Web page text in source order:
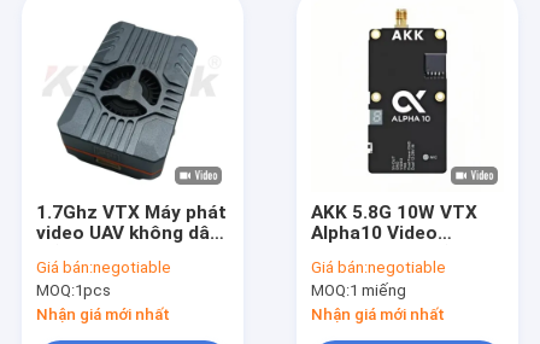
1.7Ghz VTX Máy phát
video UAV không dây
Video Link 4W RF
Power VTX
Giá bán:negotiable
MOQ:1pcs
Nhận giá mới nhất
AKK 5.8G 10W VTX
Alpha10 Video
âm thanh thông minh
với 80 CH Drone RC
phụ kiện
Giá bán:negotiable
MOQ:1 miếng
Nhận giá mới nhất